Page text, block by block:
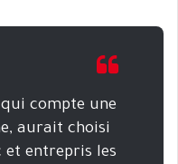
qui compte une
aurait choisi
et entrepris les